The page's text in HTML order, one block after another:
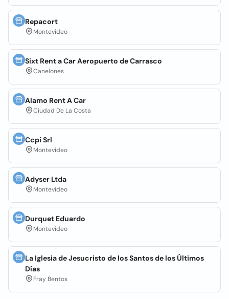
Repacort
Montevideo
Sixt Rent a Car Aeropuerto de Carrasco
Canelones
Alamo Rent A Car
Ciudad De La Costa
Ccpi Srl
Montevideo
Adyser Ltda
Montevideo
Durquet Eduardo
Montevideo
La Iglesia de Jesucristo de los Santos de los Últimos
Días
Fray Bentos